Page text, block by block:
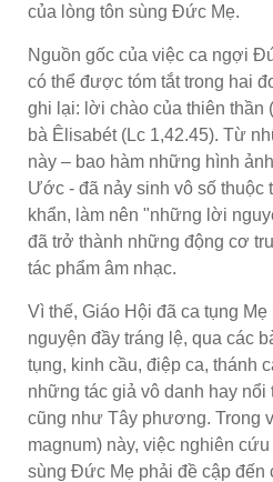
của lòng tôn sùng Đức Mẹ.
Nguồn gốc của việc ca ngợi
có thể được tóm tắt trong hai
ghi lại: lời chào của thiên thần
bà Êlisabét (Lc 1,42.45). Từ
này – bao hàm những hình
Ước - đã nảy sinh vô số thuộc
khẩn, làm nên "những lời
đã trở thành những động cơ
tác phẩm âm nhạc.
Vì thế, Giáo Hội đã ca tụng
nguyện đầy tráng lệ, qua các
tụng, kinh cầu, điệp ca, thánh
những tác giả vô danh hay
cũng như Tây phương. Trong
magnum) này, việc nghiên
sùng Đức Mẹ phải đề cập đến